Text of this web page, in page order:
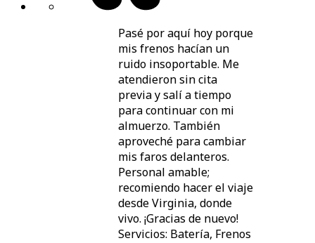
Pasé por aquí hoy porque
mis frenos hacían un
ruido insoportable. Me
atendieron sin cita
previa y salí a tiempo
para continuar con mi
almuerzo. También
aproveché para cambiar
mis faros delanteros.
Personal amable;
recomiendo hacer el viaje
desde Virginia, donde
vivo. ¡Gracias de nuevo!
Servicios: Batería, Frenos